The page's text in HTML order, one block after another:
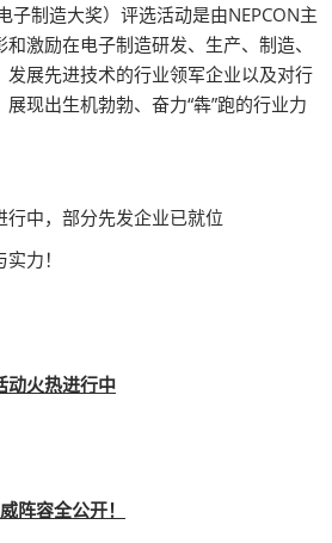
子制造大奖）评选活动是由NEPCON主
激励在电子制造研发、生产、制造、
发展先进技术的行业领军企业以及对行
现出生机勃勃、奋力“犇”跑的行业力
行中，部分先发企业已就位
力！
动火热进行中
阵容全公开！